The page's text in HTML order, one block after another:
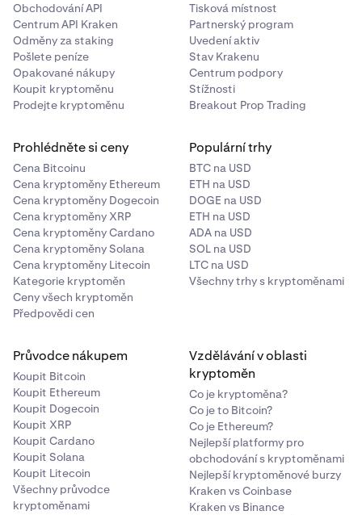
Obchodování API
Centrum API Kraken
Odměny za staking
Pošlete peníze
Opakované nákupy
Koupit kryptoměnu
Prodejte kryptoměnu
Tisková místnost
Partnerský program
Uvedení aktiv
Stav Krakenu
Centrum podpory
Stížnosti
Breakout Prop Trading
Prohlédněte si ceny
Cena Bitcoinu
Cena kryptoměny Ethereum
Cena kryptoměny Dogecoin
Cena kryptoměny XRP
Cena kryptoměny Cardano
Cena kryptoměny Solana
Cena kryptoměny Litecoin
Kategorie kryptoměn
Ceny všech kryptoměn
Předpovědi cen
Populární trhy
BTC na USD
ETH na USD
DOGE na USD
ETH na USD
ADA na USD
SOL na USD
LTC na USD
Všechny trhy s kryptoměnami
Průvodce nákupem
Koupit Bitcoin
Koupit Ethereum
Koupit Dogecoin
Koupit XRP
Koupit Cardano
Koupit Solana
Koupit Litecoin
Všechny průvodce
kryptoměnami
Vzdělávání v oblasti
kryptoměn
Co je kryptoměna?
Co je to Bitcoin?
Co je Ethereum?
Nejlepší platformy pro
obchodování s kryptoměnami
Nejlepší kryptoměnové burzy
Kraken vs Coinbase
Kraken vs Binance